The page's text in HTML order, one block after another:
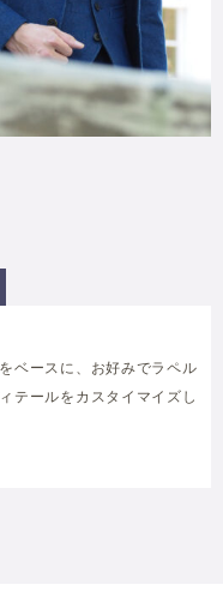
ベースに、お好みでラペル
テールをカスタイマイズし